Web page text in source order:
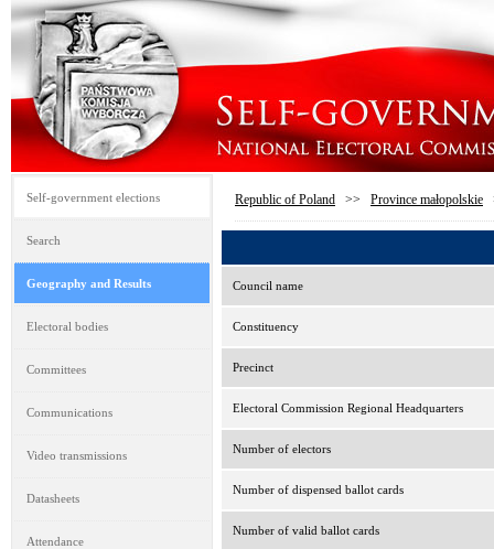
Self-government elections
Search
Geography and Results
Electoral bodies
Committees
Communications
Video transmissions
Datasheets
Attendance
Republic of Poland >> Province małopolskie
Council name
Constituency
Precinct
Electoral Commission Regional Headquarters
Number of electors
Number of dispensed ballot cards
Number of valid ballot cards